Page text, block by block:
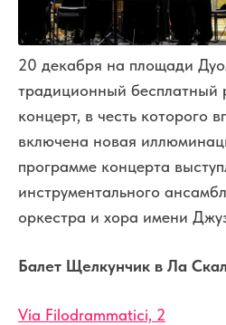
20 декабря на площади
традиционный бесплатный
концерт, в честь которого
включена новая
программе концерта
инструментального
оркестра и хора имени
Балет Щелкунчик в Ла
Via Filodrammatici, 2